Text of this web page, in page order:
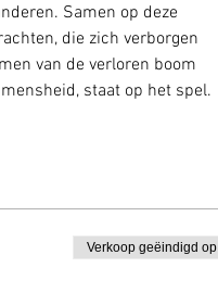
Samen op deze
die zich verborgen
van de verloren boom
staat op het spel.
Verkoop geëindigd op